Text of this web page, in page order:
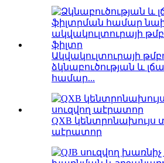
Ակվակուլտուրայի
ձկնաբուծության և
համար...
QXB կենտրոնախույս
աէրատոր